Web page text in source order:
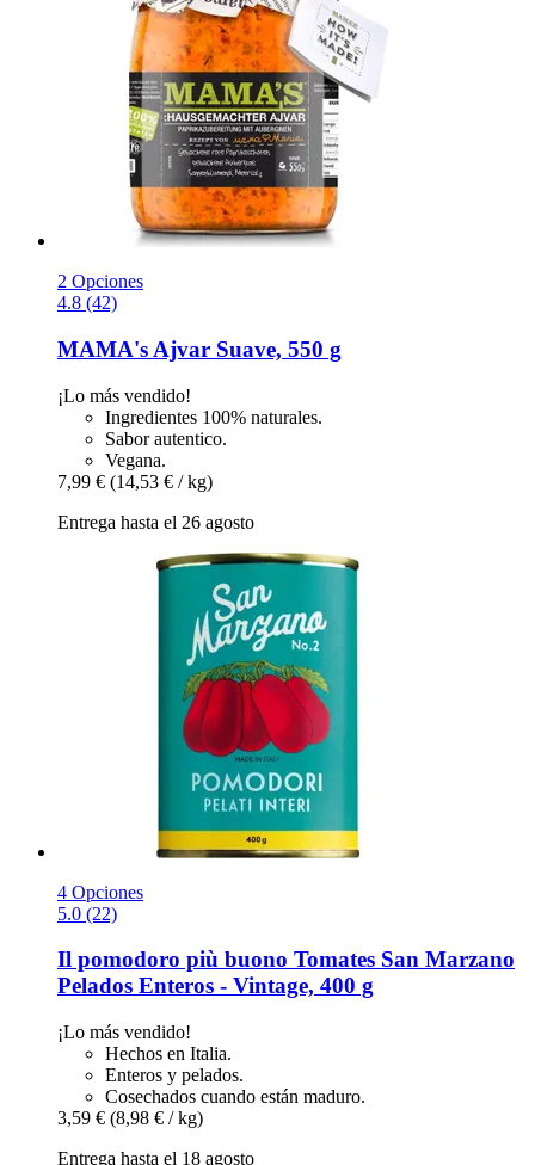
2 Opciones
4.8 (42)
MAMA's Ajvar Suave, 550 g
¡Lo más vendido!
Ingredientes 100% naturales.
Sabor autentico.
Vegana.
7,99 € (14,53 € / kg)
Entrega hasta el 26 agosto
4 Opciones
5.0 (22)
Il pomodoro più buono Tomates San Marzano
Pelados Enteros -​ Vintage, 400 g
¡Lo más vendido!
Hechos en Italia.
Enteros y pelados.
Cosechados cuando están maduro.
3,59 € (8,98 € / kg)
Entrega hasta el 18 agosto